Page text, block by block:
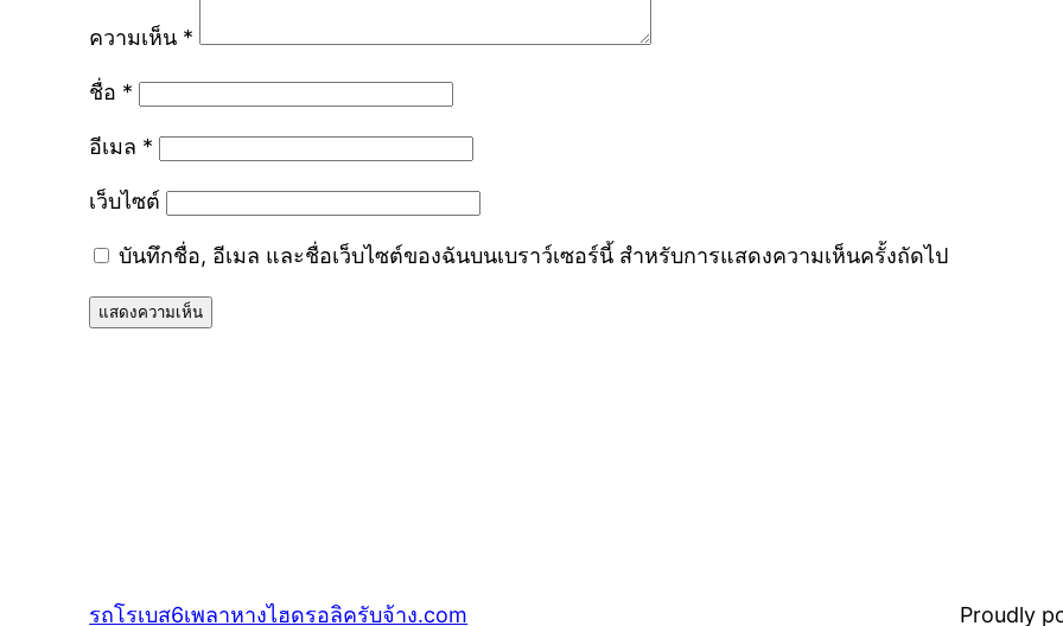
ความเห็น *
ชื่อ *
อีเมล *
เว็บไซต์
บันทึกชื่อ, อีเมล และชื่อเว็บไซต์ของฉันบนเบราว์เซอร์นี้ สำหรับการแสดงความเห็นครั้งถัดไป
รถโรเบส6เพลาหางไฮดรอลิครับจ้าง.com Proudly